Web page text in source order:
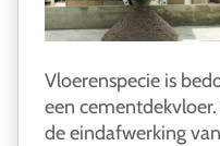
Vloerenspecie is
een
de eindafwerking